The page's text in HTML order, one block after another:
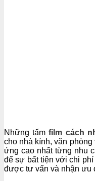
Những tấmfilm cách
cho nhà kính, văn
ứng cao nhất từng nhu
để sự bất tiện với chi
được tư vấn và nhận ưu